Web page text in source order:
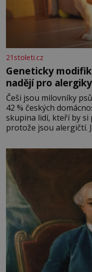
21stoleti.cz
Geneticky
nadějí pro alergiky
Češi jsou milovníky
42 % českých
skupina lidí, kteří by si
protože jsou alergičtí.